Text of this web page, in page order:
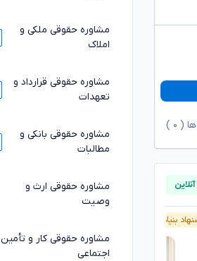
( ۰
بنیاد وکلا
مشاوره حقوقی ملکی و
املاک
مشاوره حقوقی قرارداد و
تعهدات
مشاوره حقوقی بانکی و
مطالبات
مشاوره حقوقی ارث و
وصیت
مشاوره حقوقی کار و تأمین
اجتماعی